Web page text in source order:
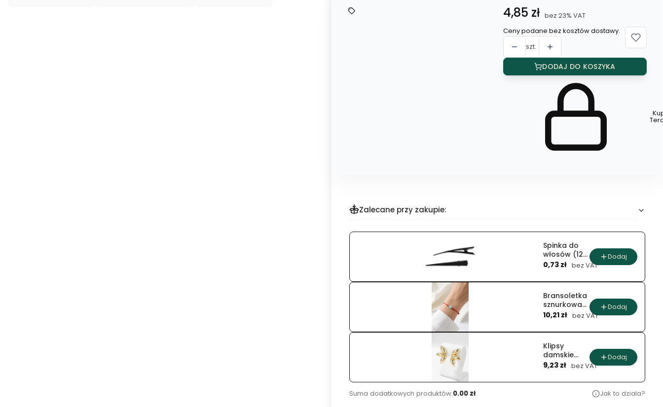
Cena
4,85 zł bez 23% VAT
Ceny podane bez kosztów dostawy.
szt.
DODAJ DO KOSZYKA
Szybki
produktu
Kolczyki
motylki
Zalecane przy zakupie:
Spinka do
włosów (12
szt.)
Cena
0,73 zł bez VAT
Dodaj
Bransoletka
sznurkowa
turkusowy
Cena
10,21 zł bez VAT
Dodaj
Klipsy
damskie
potrójne
Cena
9,23 zł bez VAT
Dodaj
Suma dodatkowych produktów:0.00 zł Jak to dziala?